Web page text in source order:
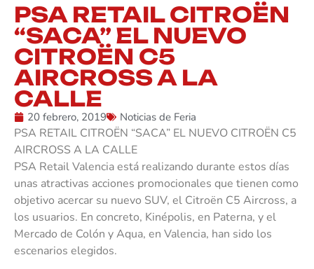
PSA RETAIL CITROËN
“SACA” EL NUEVO
CITROËN C5
AIRCROSS A LA
CALLE
20 febrero, 2019 Noticias de Feria
PSA RETAIL CITROËN “SACA” EL NUEVO CITROËN C5
AIRCROSS A LA CALLE
PSA Retail Valencia está realizando durante estos días
unas atractivas acciones promocionales que tienen como
objetivo acercar su nuevo SUV, el Citroën C5 Aircross, a
los usuarios. En concreto, Kinépolis, en Paterna, y el
Mercado de Colón y Aqua, en Valencia, han sido los
escenarios elegidos.